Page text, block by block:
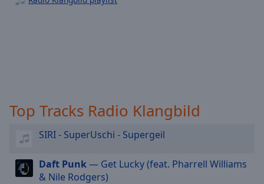
off,
settings
subtitles
selected
Top Tracks Radio Klangbild
SIRI - SuperUschi - Supergeil
Daft Punk— Get Lucky (feat. Pharrell Williams
& Nile Rodgers)